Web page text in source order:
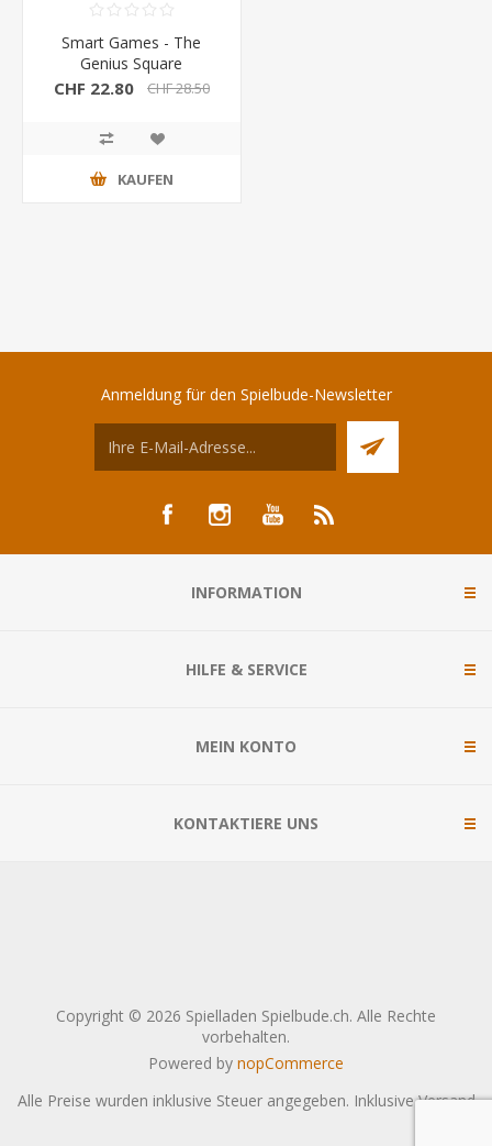
Smart Games - The
Genius Square
CHF 22.80 CHF 28.50
KAUFEN
Anmeldung für den Spielbude-Newsletter
INFORMATION
HILFE & SERVICE
MEIN KONTO
KONTAKTIERE UNS
Copyright © 2026 Spielladen Spielbude.ch. Alle Rechte
vorbehalten.
Powered by nopCommerce
Alle Preise wurden inklusive Steuer angegeben. InklusiveVersand